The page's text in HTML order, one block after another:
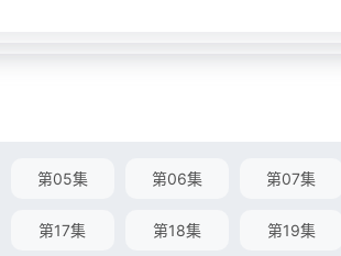
第05集 第06集 第07集
第17集 第18集 第19集